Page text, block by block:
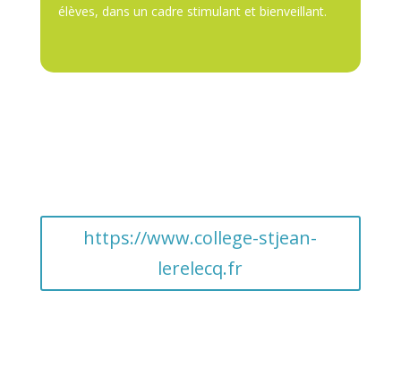
élèves, dans un cadre stimulant et bienveillant.
https://www.college-stjean-
lerelecq.fr